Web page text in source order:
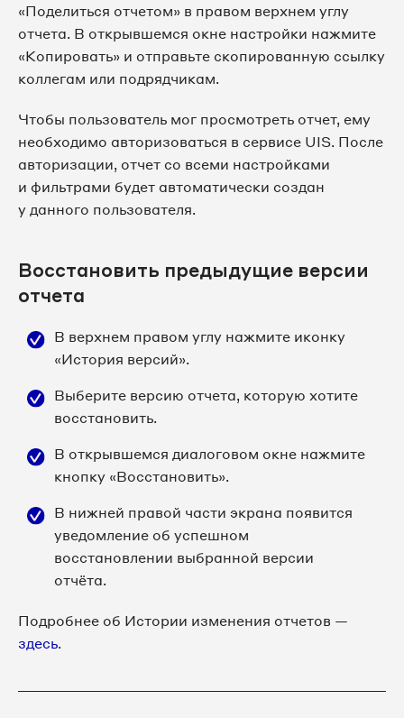
«Поделиться отчетом» в правом верхнем углу
отчета. В открывшемся окне настройки нажмите
«Копировать» и отправьте скопированную ссылку
коллегам или подрядчикам.
Чтобы пользователь мог просмотреть отчет, ему
необходимо авторизоваться в сервисе UIS. После
авторизации, отчет со всеми настройками
и фильтрами будет автоматически создан
у данного пользователя.
Восстановить предыдущие версии
отчета
В верхнем правом углу нажмите иконку
«История версий».
Выберите версию отчета, которую хотите
восстановить.
В открывшемся диалоговом окне нажмите
кнопку «Восстановить».
В нижней правой части экрана появится
уведомление об успешном
восстановлении выбранной версии
отчёта.
Подробнее об Истории изменения отчетов —
здесь.